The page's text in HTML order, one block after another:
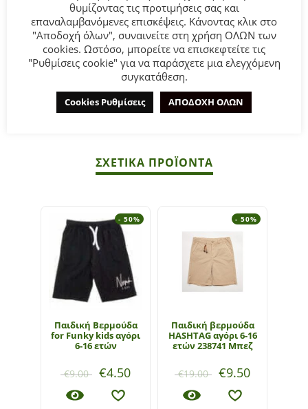
Παιδική βερμούδα Mayoral για αγόρι από 2 έως 9 χρονών
σε πορτοκαλί χρώμα.
Σύνθεση: 98% Βαμβάκι 2% Ελαστομερής πολυουρεθάνη.
ΣΥΜΒΟΥΛΕΣ
Πλένεται στο πλυντήριο στους 30°C.
ΣΧΕΤΙΚΆ ΠΡΟΪΌΝΤΑ
- 50%
Παιδική Βερμούδα
for Funky kids αγόρι
6-16 ετών
€9.00 €4.50
- 50%
Παιδική βερμούδα
HASHTAG αγόρι 6-16
ετών 238741 Μπεζ
€19.00 €9.50
θυμίζοντας τις προτιμήσεις σας και
επαναλαμβανόμενες επισκέψεις. Κάνοντας κλικ στο
"Αποδοχή όλων", συναινείτε στη χρήση ΟΛΩΝ των
cookies. Ωστόσο, μπορείτε να επισκεφτείτε τις
"Ρυθμίσεις cookie" για να παράσχετε μια ελεγχόμενη
συγκατάθεση.
Cookies Ρυθμίσεις ΑΠΟΔΟΧΗ ΟΛΩΝ